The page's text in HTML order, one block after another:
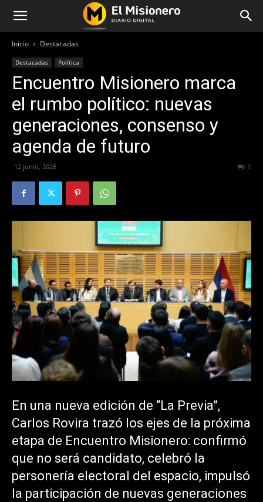
Inicio Destacadas
Destacadas Política
Encuentro Misionero marca
el rumbo político: nuevas
generaciones, consenso y
agenda de futuro
12 junio, 2026 0
En una nueva edición de “La Previa”,
Carlos Rovira trazó los ejes de la próxima
etapa de Encuentro Misionero: confirmó
que no será candidato, celebró la
personería electoral del espacio, impulsó
la participación de nuevas generaciones